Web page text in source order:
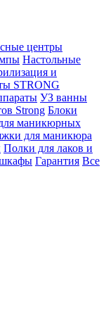
центры
Настольные
и
STRONG
УЗ ванны
Strong Блоки
маникюрных
для маникюра
Полки для лаков и
Гарантия Все